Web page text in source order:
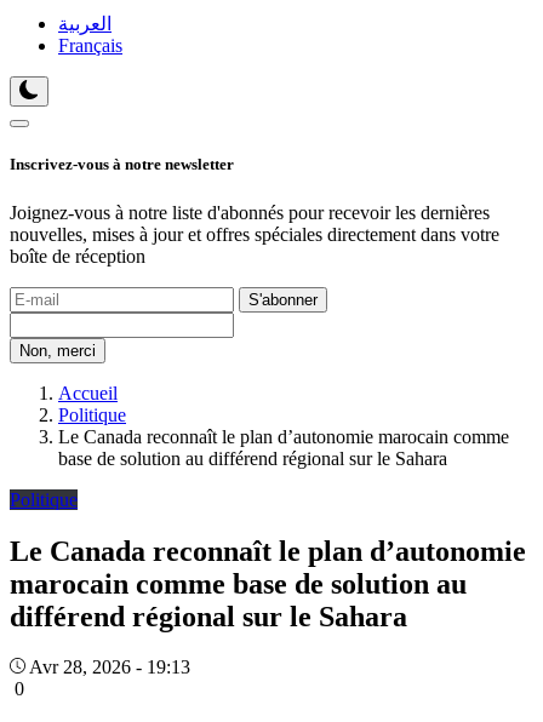
العربية
Français
Inscrivez-vous à notre newsletter
Joignez-vous à notre liste d'abonnés pour recevoir les dernières
nouvelles, mises à jour et offres spéciales directement dans votre
boîte de réception
S'abonner
Non, merci
Accueil
Politique
Le Canada reconnaît le plan d’autonomie marocain comme
base de solution au différend régional sur le Sahara
Politique
Le Canada reconnaît le plan d’autonomie
marocain comme base de solution au
différend régional sur le Sahara
Avr 28, 2026 - 19:13
0